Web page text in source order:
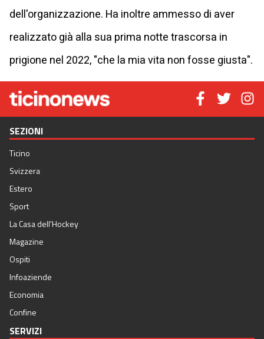
dell'organizzazione. Ha inoltre ammesso di aver
realizzato già alla sua prima notte trascorsa in
prigione nel 2022, "che la mia vita non fosse giusta".
SEZIONI
Ticino
Svizzera
Estero
Sport
La Casa dell'Hockey
Magazine
Ospiti
Infoaziende
Economia
Confine
SERVIZI